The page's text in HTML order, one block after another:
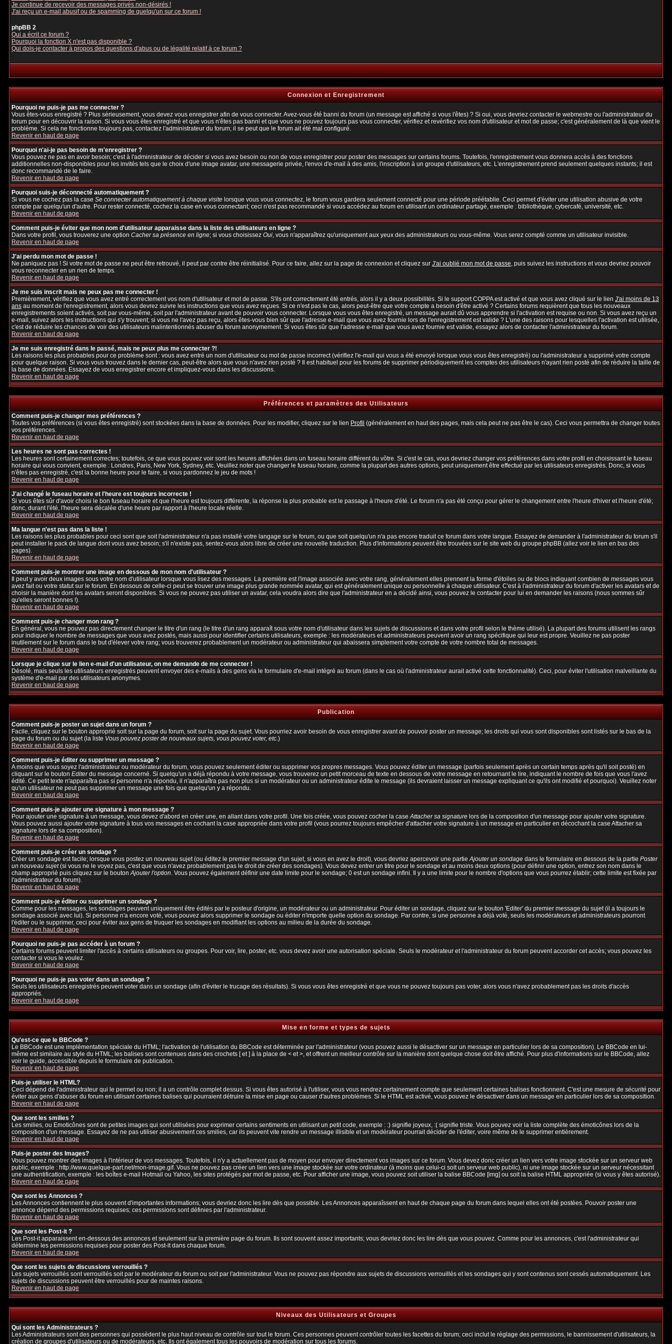
Je continue de recevoir des messages privés non-désirés !
J'ai reçu un e-mail abusif ou de spamming de quelqu'un sur ce forum !
phpBB 2
Qui a écrit ce forum ?
Pourquoi la fonction X n'est pas disponible ?
Qui dois-je contacter à propos des questions d'abus ou de légalité relatif à ce forum ?
Connexion et Enregistrement
Pourquoi ne puis-je pas me connecter ?
Vous êtes-vous enregistré ? Plus sérieusement, vous devez vous enregistrer afin de vous connecter. Avez-vous été banni du forum (un message est affiché si vous l'êtes) ? Si oui, vous devriez contacter le webmestre ou l'administrateur du
forum pour en découvrir la raison. Si vous vous êtes enregistré et que vous n'êtes pas banni et que vous ne pouvez toujours pas vous connecter, vérifiez et revérifiez vos nom d'utilisateur et mot de passe; c'est généralement de là que vient le
problème. Si cela ne fonctionne toujours pas, contactez l'administrateur du forum; il se peut que le forum ait été mal configuré.
Revenir en haut de page
Pourquoi n'ai-je pas besoin de m'enregistrer ?
Vous pouvez ne pas en avoir besoin; c'est à l'administrateur de décider si vous avez besoin ou non de vous enregistrer pour poster des messages sur certains forums. Toutefois, l'enregistrement vous donnera accès à des fonctions
additionnelles non-disponibles pour les invités tels que le choix d'une image avatar, une messagerie privée, l'envoi d'e-mail à des amis, l'inscription à un groupe d'utilisateurs, etc. L'enregistrement prend seulement quelques instants; il est
donc recommandé de le faire.
Revenir en haut de page
Pourquoi suis-je déconnecté automatiquement ?
Si vous ne cochez pas la caseSe connecter automatiquement à chaque visitelorsque vous vous connectez, le forum vous gardera seulement connecté pour une période préétablie. Ceci permet d'éviter une utilisation abusive de votre
compte par quelqu'un d'autre. Pour rester connecté, cochez la case en vous connectant; ceci n'est pas recommandé si vous accédez au forum en utilisant un ordinateur partagé, exemple : bibliothèque, cybercafé, université, etc.
Revenir en haut de page
Comment puis-je éviter que mon nom d'utilisateur apparaisse dans la liste des utilisateurs en ligne ?
Dans votre profil, vous trouverez une optionCacher sa présence en ligne; si vous choisissezOui, vous n'apparaîtrez qu'uniquement aux yeux des administrateurs ou vous-même. Vous serez compté comme un utilisateur invisible.
Revenir en haut de page
J'ai perdu mon mot de passe !
Ne paniquez pas ! Si votre mot de passe ne peut être retrouvé, il peut par contre être réinitialisé. Pour ce faire, allez sur la page de connexion et cliquez surJ'ai oublié mon mot de passe, puis suivez les instructions et vous devriez pouvoir
vous reconnecter en un rien de temps.
Revenir en haut de page
Je me suis inscrit mais ne peux pas me connecter !
Premièrement, vérifiez que vous avez entré correctement vos nom d'utilisateur et mot de passe. S'ils ont correctement été entrés, alors il y a deux possibilités. Si le support COPPA est activé et que vous avez cliqué sur le lienJ'ai moins de 13
ansau moment de l'enregistrement, alors vous devrez suivre les instructions que vous avez reçues. Si ce n'est pas le cas, alors peut-être que votre compte a besoin d'être activé ? Certains forums requièrent que tous les nouveaux
enregistrements soient activés, soit par vous-même, soit par l'administrateur avant de pouvoir vous connecter. Lorsque vous vous êtes enregistré, un message aurait dû vous apprendre si l'activation est requise ou non. Si vous avez reçu un
e-mail, suivez alors les instructions qui s'y trouvent; si vous ne l'avez pas reçu, alors êtes-vous bien sûr que l'adresse e-mail que vous avez fournie lors de l'enregistrement est valide ? L'une des raisons pour lesquelles l'activation est utilisée,
c'est de réduire les chances de voir des utilisateurs malintentionnés abuser du forum anonymement. Si vous êtes sûr que l'adresse e-mail que vous avez fournie est valide, essayez alors de contacter l'administrateur du forum.
Revenir en haut de page
Je me suis enregistré dans le passé, mais ne peux plus me connecter ?!
Les raisons les plus probables pour ce problème sont : vous avez entré un nom d'utilisateur ou mot de passe incorrect (vérifiez l'e-mail qui vous a été envoyé lorsque vous vous êtes enregistré) ou l'administrateur a supprimé votre compte
pour quelque raison. Si vous vous trouvez dans le dernier cas, peut-être alors que vous n'avez rien posté ? Il est habituel pour les forums de supprimer périodiquement les comptes des utilisateurs n'ayant rien posté afin de réduire la taille de
la base de données. Essayez de vous enregistrer encore et impliquez-vous dans les discussions.
Revenir en haut de page
Préférences et paramètres des Utilisateurs
Comment puis-je changer mes préférences ?
Toutes vos préférences (si vous êtes enregistré) sont stockées dans la base de données. Pour les modifier, cliquez sur le lienProfil(généralement en haut des pages, mais cela peut ne pas être le cas). Ceci vous permettra de changer toutes
vos préférences.
Revenir en haut de page
Les heures ne sont pas correctes !
Les heures sont certainement correctes; toutefois, ce que vous pouvez voir sont les heures affichées dans un fuseau horaire différent du vôtre. Si c'est le cas, vous devriez changer vos préférences dans votre profil en choisissant le fuseau
horaire qui vous convient, exemple : Londres, Paris, New York, Sydney, etc. Veuillez noter que changer le fuseau horaire, comme la plupart des autres options, peut uniquement être effectué par les utilisateurs enregistrés. Donc, si vous
n'êtes pas enregistré, c'est la bonne heure pour le faire, si vous pardonnez le jeu de mots !
Revenir en haut de page
J'ai changé le fuseau horaire et l'heure est toujours incorrecte !
Si vous êtes sûr d'avoir choisi le bon fuseau horaire et que l'heure est toujours différente, la réponse la plus probable est le passage à l'heure d'été. Le forum n'a pas été conçu pour gérer le changement entre l'heure d'hiver et l'heure d'été;
donc, durant l'été, l'heure sera décalée d'une heure par rapport à l'heure locale réelle.
Revenir en haut de page
Ma langue n'est pas dans la liste !
Les raisons les plus probables pour ceci sont que soit l'administrateur n'a pas installé votre langage sur le forum, ou que soit quelqu'un n'a pas encore traduit ce forum dans votre langue. Essayez de demander à l'administrateur du forum s'il
peut installer le pack de langue dont vous avez besoin; s'il n'existe pas, sentez-vous alors libre de créer une nouvelle traduction. Plus d'informations peuvent être trouvées sur le site web du groupe phpBB (allez voir le lien en bas des
pages).
Revenir en haut de page
Comment puis-je montrer une image en dessous de mon nom d'utilisateur ?
Il peut y avoir deux images sous votre nom d'utilisateur lorsque vous lisez des messages. La première est l'image associée avec votre rang, généralement elles prennent la forme d'étoiles ou de blocs indiquant combien de messages vous
avez fait ou votre statut sur le forum. En dessous de celle-ci peut se trouver une image plus grande nommée avatar, qui est généralement unique ou personnelle à chaque utilisateur. C'est à l'administrateur du forum d'activer les avatars et de
choisir la manière dont les avatars seront disponibles. Si vous ne pouvez pas utiliser un avatar, cela voudra alors dire que l'administrateur en a décidé ainsi, vous pouvez le contacter pour lui en demander les raisons (nous sommes sûr
qu'elles seront bonnes !).
Revenir en haut de page
Comment puis-je changer mon rang ?
En général, vous ne pouvez pas directement changer le titre d'un rang (le titre d'un rang apparaît sous votre nom d'utilisateur dans les sujets de discussions et dans votre profil selon le thème utilisé). La plupart des forums utilisent les rangs
pour indiquer le nombre de messages que vous avez postés, mais aussi pour identifier certains utilisateurs, exemple : les modérateurs et administrateurs peuvent avoir un rang spécifique qui leur est propre. Veuillez ne pas poster
inutilement sur le forum dans le but d'élever votre rang; vous trouverez probablement un modérateur ou administrateur qui abaissera simplement votre compte de votre nombre total de messages.
Revenir en haut de page
Lorsque je clique sur le lien e-mail d'un utilisateur, on me demande de me connecter !
Désolé, mais seuls les utilisateurs enregistrés peuvent envoyer des e-mails à des gens via le formulaire d'e-mail intégré au forum (dans le cas où l'administrateur aurait activé cette fonctionnalité). Ceci, pour éviter l'utilisation malveillante du
système d'e-mail par des utilisateurs anonymes.
Revenir en haut de page
Publication
Comment puis-je poster un sujet dans un forum ?
Facile, cliquez sur le bouton approprié soit sur la page du forum, soit sur la page du sujet. Vous pourriez avoir besoin de vous enregistrer avant de pouvoir poster un message; les droits qui vous sont disponibles sont listés sur le bas de la
page du forum ou du sujet (la listeVous pouvez poster de nouveaux sujets, vous pouvez voter, etc.)
Revenir en haut de page
Comment puis-je éditer ou supprimer un message ?
A moins que vous soyez l'administrateur ou modérateur du forum, vous pouvez seulement éditer ou supprimer vos propres messages. Vous pouvez éditer un message (parfois seulement après un certain temps après qu'il soit posté) en
cliquant sur le boutonEditerdu message concerné. Si quelqu'un a déjà répondu à votre message, vous trouverez un petit morceau de texte en dessous de votre message en retournant le lire, indiquant le nombre de fois que vous l'avez
édité. Ce petit texte n'apparaîtra pas si personne n'a répondu, il n'apparaîtra pas non plus si un modérateur ou un administrateur édite le message (ils devraient laisser un message expliquant ce qu'ils ont modifié et pourquoi). Veuillez noter
qu'un utilisateur ne peut pas supprimer un message une fois que quelqu'un y a répondu.
Revenir en haut de page
Comment puis-je ajouter une signature à mon message ?
Pour ajouter une signature à un message, vous devez d'abord en créer une, en allant dans votre profil. Une fois créée, vous pouvez cocher la caseAttacher sa signaturelors de la composition d'un message pour ajouter votre signature.
Vous pouvez aussi ajouter votre signature à tous vos messages en cochant la case appropriée dans votre profil (vous pourrez toujours empêcher d'attacher votre signature à un message en particulier en décochant la case Attacher sa
signature lors de sa composition).
Revenir en haut de page
Comment puis-je créer un sondage ?
Créer un sondage est facile; lorsque vous postez un nouveau sujet (ou éditez le premier message d'un sujet, si vous en avez le droit), vous devriez apercevoir une partieAjouter un sondagedans le formulaire en dessous de la partiePoster
un nouveau sujet(si vous ne le voyez pas, c'est que vous n'avez probablement pas le droit de créer des sondages). Vous devez entrer un titre pour le sondage et au moins deux options (pour définir une option, entrez son nom dans le
champ approprié puis cliquez sur le boutonAjouter l'option. Vous pouvez également définir une date limite pour le sondage; 0 est un sondage infini. Il y a une limite pour le nombre d'options que vous pourrez établir; cette limite est fixée par
l'administrateur du forum).
Revenir en haut de page
Comment puis-je éditer ou supprimer un sondage ?
Comme pour les messages, les sondages peuvent uniquement être édités par le posteur d'origine, un modérateur ou un administrateur. Pour éditer un sondage, cliquez sur le bouton 'Editer' du premier message du sujet (il a toujours le
sondage associé avec lui). Si personne n'a encore voté, vous pouvez alors supprimer le sondage ou éditer n'importe quelle option du sondage. Par contre, si une personne a déjà voté, seuls les modérateurs et administrateurs pourront
l'éditer ou le supprimer, ceci pour éviter aux gens de truquer les sondages en modifiant les options au milieu de la durée du sondage.
Revenir en haut de page
Pourquoi ne puis-je pas accéder à un forum ?
Certains forums peuvent limiter l'accès à certains utilisateurs ou groupes. Pour voir, lire, poster, etc. vous devez avoir une autorisation spéciale. Seuls le modérateur et l'administrateur du forum peuvent accorder cet accès; vous pouvez les
contacter si vous le voulez.
Revenir en haut de page
Pourquoi ne puis-je pas voter dans un sondage ?
Seuls les utilisateurs enregistrés peuvent voter dans un sondage (afin d'éviter le trucage des résultats). Si vous vous êtes enregistré et que vous ne pouvez toujours pas voter, alors vous n'avez probablement pas les droits d'accès
appropriés.
Revenir en haut de page
Mise en forme et types de sujets
Qu'est-ce que le BBCode ?
Le BBCode est une implémentation spéciale du HTML; l'activation de l'utilisation du BBCode est déterminée par l'administrateur (vous pouvez aussi le désactiver sur un message en particulier lors de sa composition). Le BBCode en lui-
même est similaire au style du HTML; les balises sont contenues dans des crochets [ et ] à la place de < et >, et offrent un meilleur contrôle sur la manière dont quelque chose doit être affiché. Pour plus d'informations sur le BBCode, allez
voir le guide, accessible depuis le formulaire de publication.
Revenir en haut de page
Puis-je utiliser le HTML?
Ceci dépend de l'administrateur qui le permet ou non; il a un contrôle complet dessus. Si vous êtes autorisé à l'utiliser, vous vous rendrez certainement compte que seulement certaines balises fonctionnent. C'est une mesure desécuritépour
éviter aux gens d'abuser du forum en utilisant certaines balises qui pourraient détruire la mise en page ou causer d'autres problèmes. Si le HTML est activé, vous pouvez le désactiver dans un message en particulier lors de sa composition.
Revenir en haut de page
Que sont les smilies ?
Les smilies, ou Emoticônes sont de petites images qui sont utilisées pour exprimer certains sentiments en utilisant un petit code, exemple : :) signifie joyeux, :( signifie triste. Vous pouvez voir la liste complète des émoticônes lors de la
composition d'un message. Essayez de ne pas utiliser abusivement ces smilies, car ils peuvent vite rendre un message illisible et un modérateur pourrait décider de l'éditer, voire même de le supprimer entièrement.
Revenir en haut de page
Puis-je poster des Images?
Vous pouvez montrer des images à l'intérieur de vos messages. Toutefois, il n'y a actuellement pas de moyen pour envoyer directement vos images sur ce forum. Vous devez donc créer un lien vers votre image stockée sur un serveur web
public, exemple : http://www.quelque-part.net/mon-image.gif. Vous ne pouvez pas créer un lien vers une image stockée sur votre ordinateur (à moins que celui-ci soit un serveur web public), ni une image stockée sur un serveur nécessitant
une authentification, exemple : les boîtes e-mail Hotmail ou Yahoo, les sites protégés par mot de passe, etc. Pour afficher une image, vous pouvez soit utiliser la balise BBCode [img] ou soit la balise HTML appropriée (si vous y êtes autorisé).
Revenir en haut de page
Que sont les Annonces ?
Les Annonces contiennent le plus souvent d'importantes informations; vous devriez donc les lire dès que possible. Les Annonces apparaîssent en haut de chaque page du forum dans lequel elles ont été postées. Pouvoir poster une
annonce dépend des permissions requises; ces permissions sont définies par l'administrateur.
Revenir en haut de page
Que sont les Post-it ?
Les Post-it apparaissent en-dessous des annonces et seulement sur la première page du forum. Ils sont souvent assez importants; vous devriez donc les lire dès que vous pouvez. Comme pour les annonces, c'est l'administrateur qui
détermine les permissions requises pour poster des Post-it dans chaque forum.
Revenir en haut de page
Que sont les sujets de discussions verrouillés ?
Les sujets verrouillés sont verrouillés soit par le modérateur du forum ou soit par l'administrateur. Vous ne pouvez pas répondre aux sujets de discussions verrouillés et les sondages qui y sont contenus sont cessés automatiquement. Les
sujets de discussions peuvent être verrouillés pour de maintes raisons.
Revenir en haut de page
Niveaux des Utilisateurs et Groupes
Qui sont les Administrateurs ?
Les Administrateurs sont des personnes qui possèdent le plus haut niveau de contrôle sur tout le forum. Ces personnes peuvent contrôler toutes les facettes du forum; ceci inclut le réglage des permissions, le bannissement d'utilisateurs, la
création de groupes d'utilisateurs ou de modérateurs, etc. Ils ont également tous les pouvoirs de modération sur tous les forums.